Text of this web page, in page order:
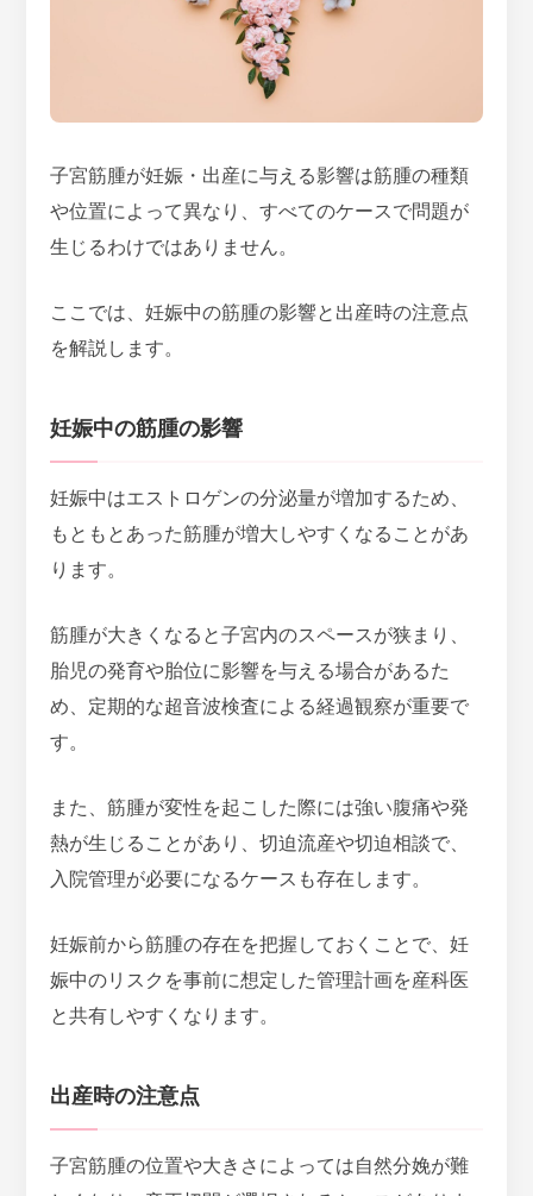
子宮筋腫が妊娠・出産に与える影響は筋腫の種類
や位置によって異なり、すべてのケースで問題が
生じるわけではありません。
ここでは、妊娠中の筋腫の影響と出産時の注意点
を解説します。
妊娠中の筋腫の影響
妊娠中はエストロゲンの分泌量が増加するため、
もともとあった筋腫が増大しやすくなることがあ
ります。
筋腫が大きくなると子宮内のスペースが狭まり、
胎児の発育や胎位に影響を与える場合があるた
め、定期的な超音波検査による経過観察が重要で
す。
また、筋腫が変性を起こした際には強い腹痛や発
熱が生じることがあり、切迫流産や切迫相談で、
入院管理が必要になるケースも存在します。
妊娠前から筋腫の存在を把握しておくことで、妊
娠中のリスクを事前に想定した管理計画を産科医
と共有しやすくなります。
出産時の注意点
子宮筋腫の位置や大きさによっては自然分娩が難